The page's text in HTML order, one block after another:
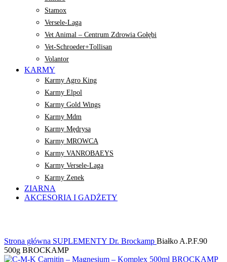
Stamox
Versele-Laga
Vet Animal – Centrum Zdrowia Gołębi
Vet-Schroeder+Tollisan
Volantor
KARMY
Karmy Agro King
Karmy Elpol
Karmy Gold Wings
Karmy Mdm
Karmy Mędrysa
Karmy MROWCA
Karmy VANROBAEYS
Karmy Versele-Laga
Karmy Zenek
ZIARNA
AKCESORIA I GADŻETY
Strona główna SUPLEMENTY Dr. Brockamp Białko A.P.F.90
500g BROCKAMP